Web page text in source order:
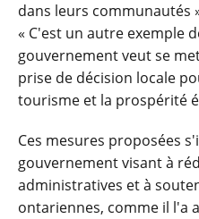
dans leurs communautés
« C'est un autre exemple
gouvernement veut se
prise de décision locale
tourisme et la prospérité
Ces mesures proposées
gouvernement visant à
administratives et à
ontariennes, comme il l'a